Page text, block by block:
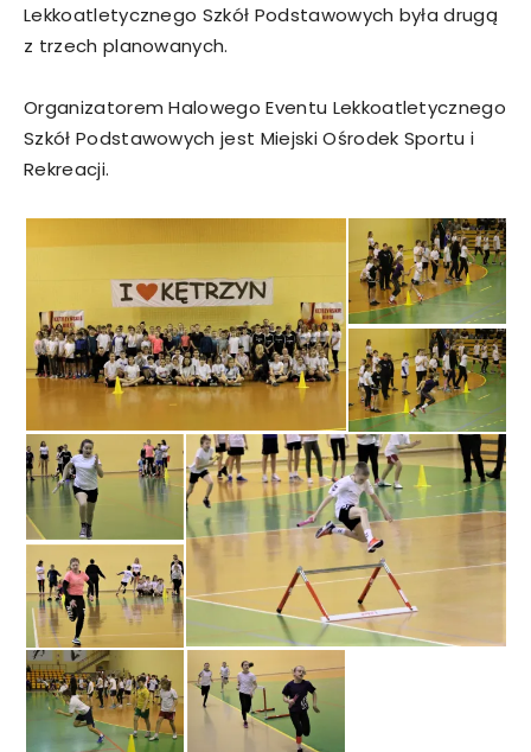
Lekkoatletycznego Szkół Podstawowych była drugą
z trzech planowanych.
Organizatorem Halowego Eventu Lekkoatletycznego
Szkół Podstawowych jest Miejski Ośrodek Sportu i
Rekreacji.